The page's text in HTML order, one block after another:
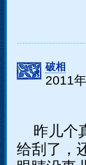
破相
2011
昨儿个
给刮了，